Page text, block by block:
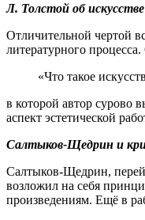
Л. Толстой об искусстве
Отличительной чертой
литературного
«Что такое
в которой автор сурово
аспект эстетической
Салтыков-Щедрин и
Салтыков-Щедрин,
возложил на себя
произведениям. Ещё в